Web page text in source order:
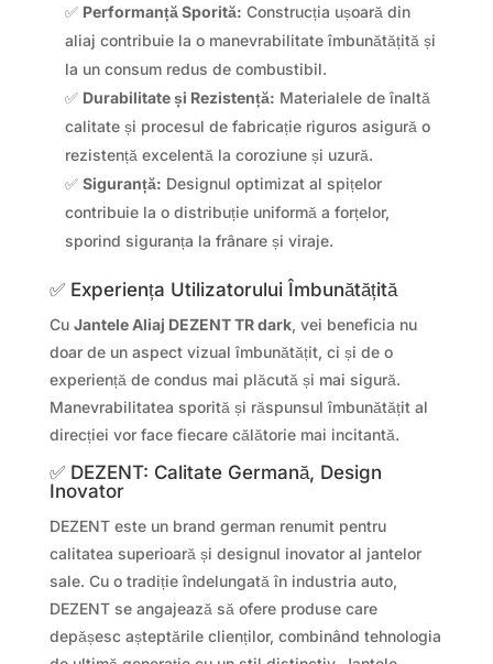
✅ Performanță Sporită: Construcția ușoară din
aliaj contribuie la o manevrabilitate îmbunătățită și
la un consum redus de combustibil.
✅ Durabilitate și Rezistență: Materialele de înaltă
calitate și procesul de fabricație riguros asigură o
rezistență excelentă la coroziune și uzură.
✅ Siguranță: Designul optimizat al spițelor
contribuie la o distribuție uniformă a forțelor,
sporind siguranța la frânare și viraje.
✅ Experiența Utilizatorului Îmbunătățită
Cu Jantele Aliaj DEZENT TR dark, vei beneficia nu
doar de un aspect vizual îmbunătățit, ci și de o
experiență de condus mai plăcută și mai sigură.
Manevrabilitatea sporită și răspunsul îmbunătățit al
direcției vor face fiecare călătorie mai incitantă.
✅ DEZENT: Calitate Germană, Design
Inovator
DEZENT este un brand german renumit pentru
calitatea superioară și designul inovator al jantelor
sale. Cu o tradiție îndelungată în industria auto,
DEZENT se angajează să ofere produse care
depășesc așteptările clienților, combinând tehnologia